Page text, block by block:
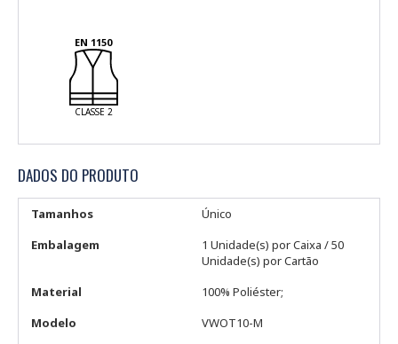
EN 1150
CLASSE 2
DADOS DO PRODUTO
Tamanhos
Único
Embalagem
1 Unidade(s) por Caixa / 50
Unidade(s) por Cartão
Material
100% Poliéster;
Modelo
VWOT10-M